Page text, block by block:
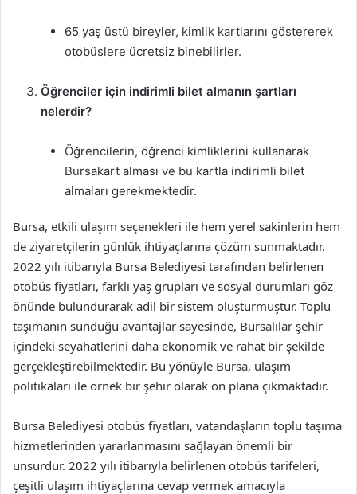
65 yaş üstü bireyler, kimlik kartlarını göstererek
otobüslere ücretsiz binebilirler.
Öğrenciler için indirimli bilet almanın şartları
nelerdir?
Öğrencilerin, öğrenci kimliklerini kullanarak
Bursakart alması ve bu kartla indirimli bilet
almaları gerekmektedir.
Bursa, etkili ulaşım seçenekleri ile hem yerel sakinlerin hem
de ziyaretçilerin günlük ihtiyaçlarına çözüm sunmaktadır.
2022 yılı itibarıyla Bursa Belediyesi tarafından belirlenen
otobüs fiyatları, farklı yaş grupları ve sosyal durumları göz
önünde bulundurarak adil bir sistem oluşturmuştur. Toplu
taşımanın sunduğu avantajlar sayesinde, Bursalılar şehir
içindeki seyahatlerini daha ekonomik ve rahat bir şekilde
gerçekleştirebilmektedir. Bu yönüyle Bursa, ulaşım
politikaları ile örnek bir şehir olarak ön plana çıkmaktadır.
Bursa Belediyesi otobüs fiyatları, vatandaşların toplu taşıma
hizmetlerinden yararlanmasını sağlayan önemli bir
unsurdur. 2022 yılı itibarıyla belirlenen otobüs tarifeleri,
çeşitli ulaşım ihtiyaçlarına cevap vermek amacıyla